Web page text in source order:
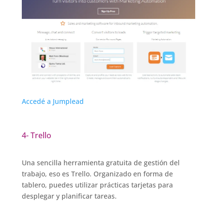
Accedé a Jumplead
4- Trello
Una sencilla herramienta gratuita de gestión del
trabajo, eso es Trello. Organizado en forma de
tablero, puedes utilizar prácticas tarjetas para
desplegar y planificar tareas.